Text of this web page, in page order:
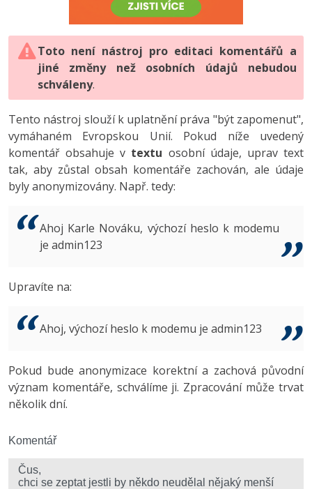
HTML5, CSS3, Bootstrap, SEO
SQL a databáze
Testování a verzování
UML a návrhové vzory
React
Spring
ASP.NET MVC
Best practices
PHP
JavaScript
Python
HTML / CSS
UML a návrhové vzory
MySQL/MariaDB
MS-SQL
Vývojář mobilních aplikací
C# Game developer
Tester
Systémový administrátor
3D grafik
Copywriter
WordPress specialista
-80%
JavaScript -80%
PHP -80%
Swift -80%
Kotlin -80%
VB.NET
Algoritmy -41%
Umělá inteligence (AI) -10%
Digitální gramotnost
Marketing
WordPress
SEO
UX
Business
Copywriting
Windows
Kybernetická bezpečnost
Photoshop -80%
Adobe Illustrator -80%
Adobe Lightroom
Adobe XD
Adobe InDesign -25%
Adobe After Effects
Inkscape
Fórum
Toto není nástroj pro editaci komentářů a
jiné změny než osobních údajů nebudou
schváleny.
Tento nástroj slouží k uplatnění práva "být zapomenut",
vymáhaném Evropskou Unií. Pokud níže uvedený
komentář obsahuje v textu osobní údaje, uprav text
tak, aby zůstal obsah komentáře zachován, ale údaje
byly anonymizovány. Např. tedy:
Ahoj Karle Nováku, výchozí heslo k modemu
je admin123
Upravíte na:
Ahoj, výchozí heslo k modemu je admin123
Pokud bude anonymizace korektní a zachová původní
význam komentáře, schválíme ji. Zpracování může trvat
několik dní.
Komentář